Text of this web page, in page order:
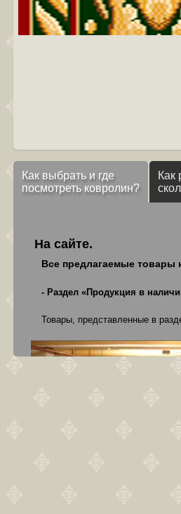
Как выбрать и где
посмотреть ковролин?
Как
На сайте.
Все предлагаемые товары
- Раздел «Продукция в
Товары, представленные в